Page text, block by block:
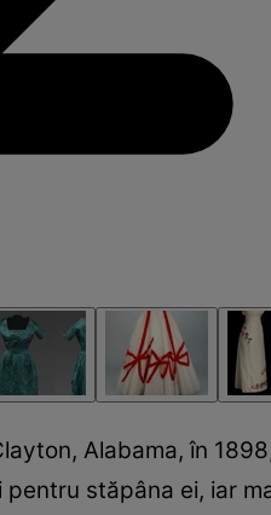
Alabama, în
stăpâna ei, iar